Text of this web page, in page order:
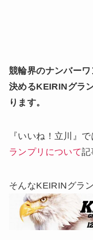
競輪界のナンバー
決めるKEIRINグラ
ります。
『いいね！立川』
ランプリについて記
そんなKEIRINグラ